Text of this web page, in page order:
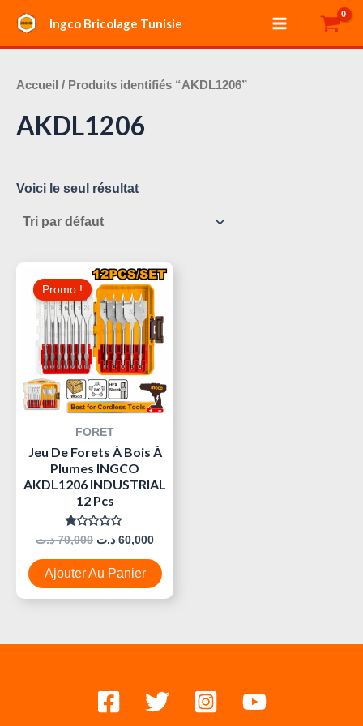
contenu
Ingco Bricolage Tunisie
Main
Menu
Accueil / Produits identifiés “AKDL1206”
AKDL1206
Voici le seul résultat
Promo !
FORET
Jeu De Forets À Bois À
Plumes INGCO
AKDL1206 INDUSTRIAL
12 Pcs
Note
0
Sur
5
70,000 د.ت
Le
Prix
Initial
Était :
70,000 د.ت.
60,000 د.ت
Le
Prix
Est :
Ajouter Au Panier